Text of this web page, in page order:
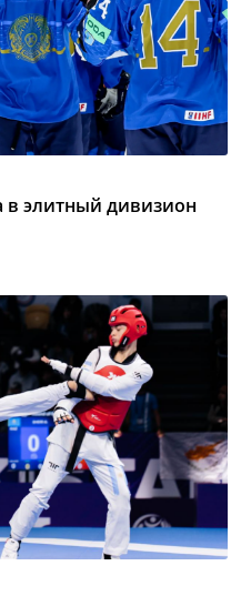
в элитный дивизион